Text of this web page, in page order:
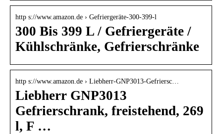
http s://www.amazon.de › Gefriergeräte-300-399-l
300 Bis 399 L / Gefriergeräte /
Kühlschränke, Gefrierschränke
http s://www.amazon.de › Liebherr-GNP3013-Gefriersc…
Liebherr GNP3013
Gefrierschrank, freistehend, 269
l, F …